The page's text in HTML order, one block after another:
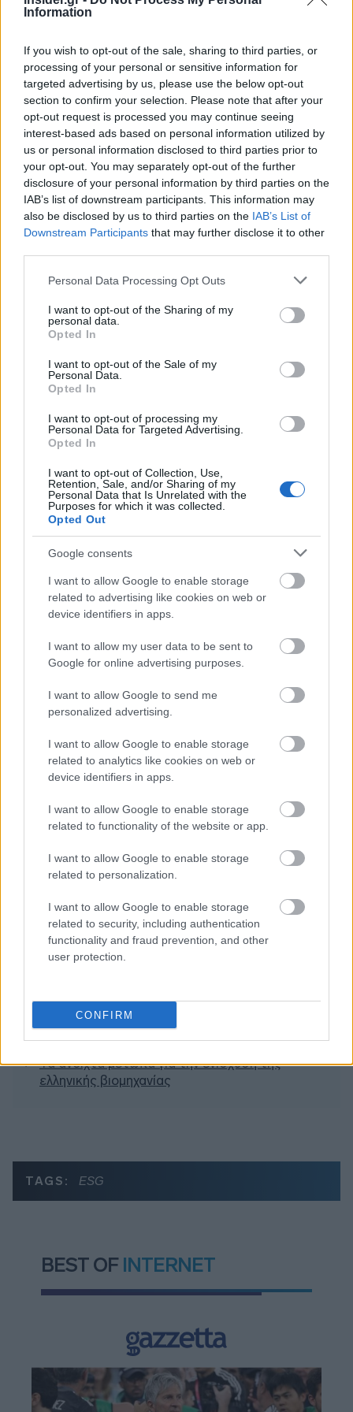
Information
If you wish to opt-out of the sale, sharing to third parties, or
processing of your personal or sensitive information for
targeted advertising by us, please use the below opt-out
section to confirm your selection. Please note that after your
opt-out request is processed you may continue seeing
interest-based ads based on personal information utilized by
us or personal information disclosed to third parties prior to
your opt-out. You may separately opt-out of the further
disclosure of your personal information by third parties on the
IAB’s list of downstream participants. This information may
also be disclosed by us to third parties on the IAB’s List of
Downstream Participants that may further disclose it to other
Please note that this website/app uses one or more Google
not limited to your visit or usage behaviour. You may click to
grant or deny consent to Google and its third-party tags to
use your data for below specified purposes in below Google
consent section.
Personal Data Processing Opt Outs
I want to opt-out of the Sharing of my
personal data.
Opted In
I want to opt-out of the Sale of my
Personal Data.
Opted In
I want to opt-out of processing my
Personal Data for Targeted Advertising.
Opted In
I want to opt-out of Collection, Use,
Retention, Sale, and/or Sharing of my
Personal Data that Is Unrelated with the
Purposes for which it was collected.
Opted Out
Google consents
I want to allow Google to enable storage
related to advertising like cookies on web or
device identifiers in apps.
I want to allow my user data to be sent to
Google for online advertising purposes.
I want to allow Google to send me
personalized advertising.
I want to allow Google to enable storage
related to analytics like cookies on web or
device identifiers in apps.
I want to allow Google to enable storage
related to functionality of the website or app.
I want to allow Google to enable storage
related to personalization.
I want to allow Google to enable storage
related to security, including authentication
functionality and fraud prevention, and other
user protection.
CONFIRM
το δοκούν ευνοώντας το greenwashing.
Με πληροφορίες από το Bloomberg.
Ακολουθήστε τοinsider.gr στο Google Newsκαι μάθετε
πρώτοι όλες τιςειδήσειςαπό την Ελλάδα και τον κόσμο.
Διαβάζονται αυτή τη στιγμή
Τράπεζες: Στα 55,5 εκατ. ευρώ ο λογαριασμός
Νέο Χωροταξικό Τουρισμού: Οι νέες «κόκκινες
γραμμές» για το περιβάλλον και τι αλλάζει σε
ξενοδοχεία, νησιά και επενδύσεις
Τα ανοιχτά μέτωπα για την ενίσχυση της
ελληνικής βιομηχανίας
TAGS: ESG
BEST OF INTERNET